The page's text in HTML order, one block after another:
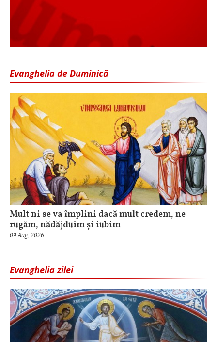
Evanghelia de Duminică
Mult ni se va împlini dacă mult credem, ne
rugăm, nădăjduim și iubim
09 Aug, 2026
Evanghelia zilei